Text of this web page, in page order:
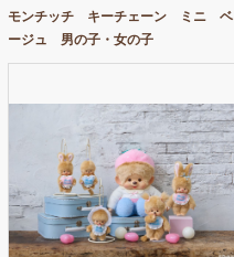
モンチッチ キーチェーン ミニ ベ
ージュ 男の子・女の子